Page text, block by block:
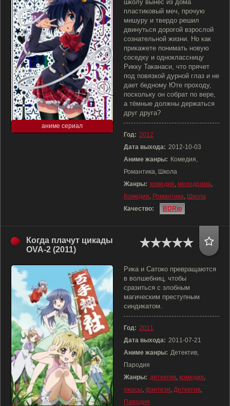
аниме сериал
школу вынес из дома
пластиковый меч, прочую
мишуру и твердо решил
двинуться дорогой взрослой
сознательной жизни. Но как
прикажете понимать новую
соседку и одноклассницу
Рикку Таканаси, что прячет
под повязкой дурной глаз и не
дает бедному Юте проходу,
поскольку он собрат по вере,
а тёмные должны держаться
друг друга?
Год: 2012
Дата выхода: 2012-10-03
Аниме жанры: Комедия,
Романтика, Школа
Жанры: комедия, мелодрама,
Комедия, Романтика, Школа
Качество:
BDRip
Когда плачут цикады
OVA-2 (2011)
Рика и Сатоко превращаются
в волшебниц, чтобы
сразиться с злобным
магическим преступным
синдикатом.
Год: 2011
Дата выхода: 2011-07-21
Аниме жанры: Детектив,
Пародия
Жанры: детектив, комедия,
ужасы, фэнтези, Детектив,
Пародия